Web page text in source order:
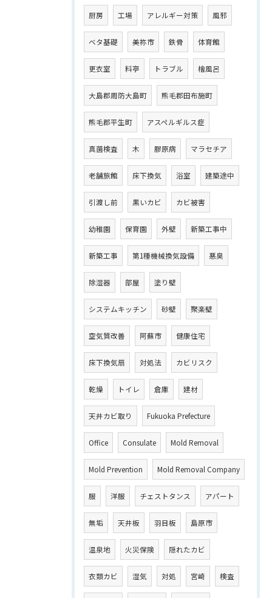
厨房 工場 アレルギー対策 風邪
ベタ基礎 美祢市 鉄骨 体育館
更衣室 料亭 トラブル 檜風呂
大島郡周防大島町 熊毛郡田布施町
熊毛郡平生町 アスペルギルス症
真菌検査 木 膠原病 マラセチア
老舗旅館 床下換気 浴室 建築途中
引渡し前 黒いカビ カビ被害
幼稚園 保育園 外壁 新築工事中
新築工事 第1種機械換気設備 悪臭
除湿器 部屋 塗り壁
システムキッチン 砂壁 聚楽壁
空気質改善 阿蘇市 健康住宅
床下換気扇 対処法 カビリスク
乾燥 トイレ 倉庫 建材
天井カビ取り Fukuoka Prefecture
Office Consulate Mold Removal
Mold Prevention Mold Removal Company
服 洋服 チェストタンス アパート
無垢 天井板 羽目板 島原市
温泉地 火災保険 隠れたカビ
衣類カビ 湿気 対処 宮崎 検査